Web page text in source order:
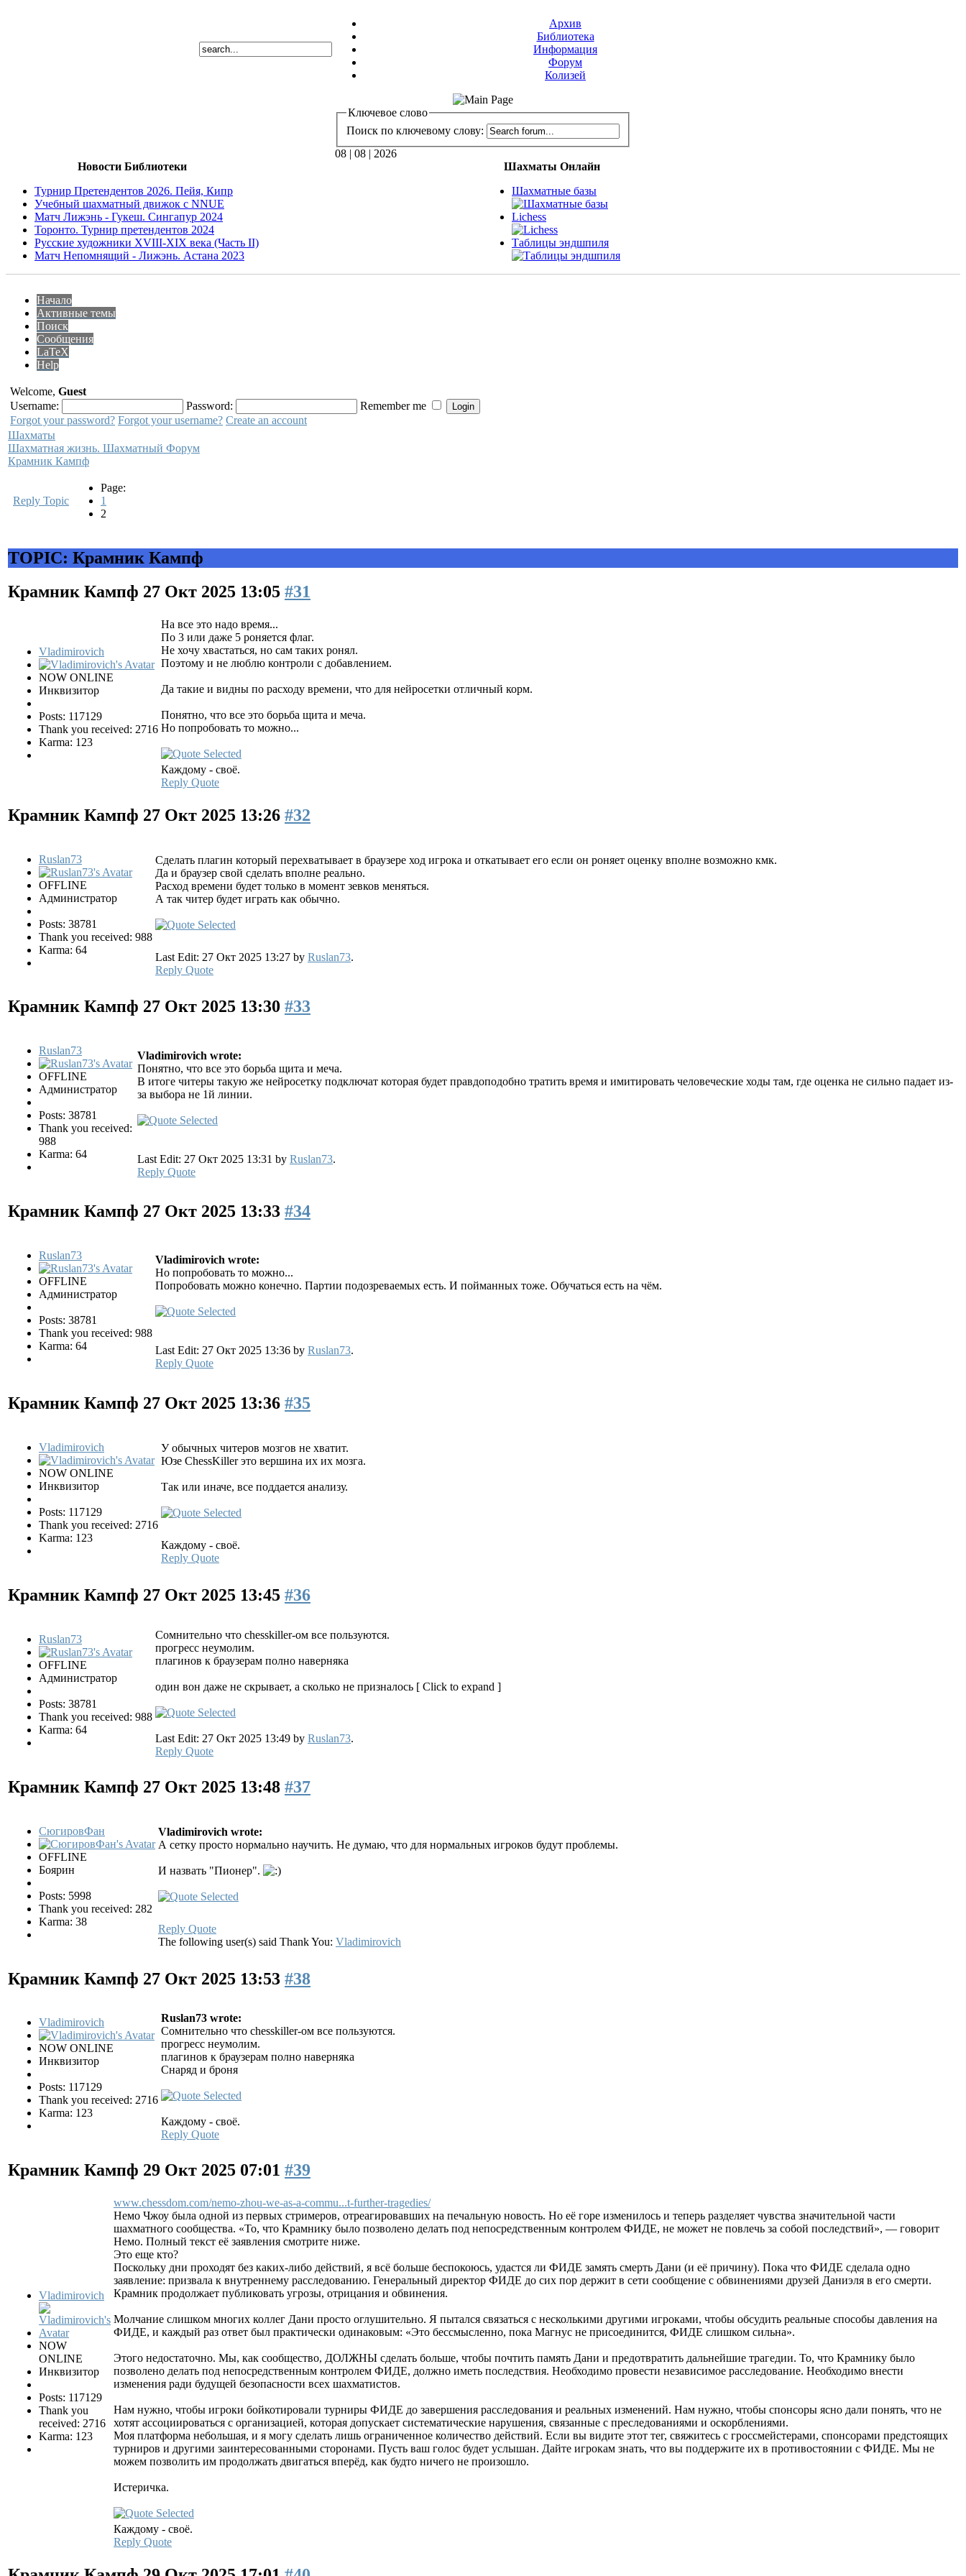
Архив
Библиотека
Информация
Форум
Колизей
Ключевое слово
Поиск по ключевому слову:
08 | 08 | 2026
Новости Библиотеки
Турнир Претендентов 2026. Пейя, Кипр
Учебный шахматный движок с NNUE
Матч Лижэнь - Гукеш. Сингапур 2024
Торонто. Турнир претендентов 2024
Русские художники XVIII-XIX века (Часть II)
Матч Непомнящий - Лижэнь. Астана 2023
Шахматы Онлайн
Шахматные базы
Lichess
Таблицы эндшпиля
Начало
Активные темы
Поиск
Сообщения
LaTeX
Help
Welcome, Guest
Username:
Password:
Remember me
Forgot your password? Forgot your username? Create an account
Шахматы
Шахматная жизнь. Шахматный Форум
Крамник Кампф
Reply Topic
Page:
1
2
TOPIC: Крамник Кампф
Крамник Кампф 27 Окт 2025 13:05 #31
Vladimirovich
NOW ONLINE
Инквизитор
Posts: 117129
Thank you received: 2716
Karma: 123
На все это надо время...
По 3 или даже 5 роняется флаг.
Не хочу хвастаться, но сам таких ронял.
Поэтому и не люблю контроли с добавлением.
Да такие и видны по расходу времени, что для нейросетки отличный корм.
Понятно, что все это борьба щита и меча.
Но попробовать то можно...
Каждому - своё.
Reply Quote
Крамник Кампф 27 Окт 2025 13:26 #32
Ruslan73
OFFLINE
Администратор
Posts: 38781
Thank you received: 988
Karma: 64
Сделать плагин который перехватывает в браузере ход игрока и откатывает его если он роняет оценку вполне возможно кмк.
Да и браузер свой сделать вполне реально.
Расход времени будет только в момент зевков меняться.
А так читер будет играть как обычно.
Last Edit: 27 Окт 2025 13:27 by Ruslan73.
Reply Quote
Крамник Кампф 27 Окт 2025 13:30 #33
Ruslan73
OFFLINE
Администратор
Posts: 38781
Thank you received:
988
Karma: 64
Vladimirovich wrote:
Понятно, что все это борьба щита и меча.
В итоге читеры такую же нейросетку подключат которая будет правдоподобно тратить время и имитировать человеческие ходы там, где оценка не сильно падает из-
за выбора не 1й линии.
Last Edit: 27 Окт 2025 13:31 by Ruslan73.
Reply Quote
Крамник Кампф 27 Окт 2025 13:33 #34
Ruslan73
OFFLINE
Администратор
Posts: 38781
Thank you received: 988
Karma: 64
Vladimirovich wrote:
Но попробовать то можно...
Попробовать можно конечно. Партии подозреваемых есть. И пойманных тоже. Обучаться есть на чём.
Last Edit: 27 Окт 2025 13:36 by Ruslan73.
Reply Quote
Крамник Кампф 27 Окт 2025 13:36 #35
Vladimirovich
NOW ONLINE
Инквизитор
Posts: 117129
Thank you received: 2716
Karma: 123
У обычных читеров мозгов не хватит.
Юзе ChessKiller это вершина их их мозга.
Так или иначе, все поддается анализу.
Каждому - своё.
Reply Quote
Крамник Кампф 27 Окт 2025 13:45 #36
Ruslan73
OFFLINE
Администратор
Posts: 38781
Thank you received: 988
Karma: 64
Сомнительно что chesskiller-ом все пользуются.
прогресс неумолим.
плагинов к браузерам полно наверняка
один вон даже не скрывает, а сколько не призналось [ Click to expand ]
Last Edit: 27 Окт 2025 13:49 by Ruslan73.
Reply Quote
Крамник Кампф 27 Окт 2025 13:48 #37
СюгировФан
OFFLINE
Боярин
Posts: 5998
Thank you received: 282
Karma: 38
Vladimirovich wrote:
А сетку просто нормально научить. Не думаю, что для нормальных игроков будут проблемы.
И назвать "Пионер".
Reply Quote
The following user(s) said Thank You: Vladimirovich
Крамник Кампф 27 Окт 2025 13:53 #38
Vladimirovich
NOW ONLINE
Инквизитор
Posts: 117129
Thank you received: 2716
Karma: 123
Ruslan73 wrote:
Сомнительно что chesskiller-ом все пользуются.
прогресс неумолим.
плагинов к браузерам полно наверняка
Снаряд и броня
Каждому - своё.
Reply Quote
Крамник Кампф 29 Окт 2025 07:01 #39
Vladimirovich
NOW
ONLINE
Инквизитор
Posts: 117129
Thank you
received: 2716
Karma: 123
www.chessdom.com/nemo-zhou-we-as-a-commu...t-further-tragedies/
Немо Чжоу была одной из первых стримеров, отреагировавших на печальную новость. Но её горе изменилось и теперь разделяет чувства значительной части
шахматного сообщества. «То, что Крамнику было позволено делать под непосредственным контролем ФИДЕ, не может не повлечь за собой последствий», — говорит
Немо. Полный текст её заявления смотрите ниже.
Это еще кто?
Поскольку дни проходят без каких-либо действий, я всё больше беспокоюсь, удастся ли ФИДЕ замять смерть Дани (и её причину). Пока что ФИДЕ сделала одно
заявление: призвала к внутреннему расследованию. Генеральный директор ФИДЕ до сих пор держит в сети сообщение с обвинениями друзей Даниэля в его смерти.
Крамник продолжает публиковать угрозы, отрицания и обвинения.
Молчание слишком многих коллег Дани просто оглушительно. Я пытался связаться с несколькими другими игроками, чтобы обсудить реальные способы давления на
ФИДЕ, и каждый раз ответ был практически одинаковым: «Это бессмысленно, пока Магнус не присоединится, ФИДЕ слишком сильна».
Этого недостаточно. Мы, как сообщество, ДОЛЖНЫ сделать больше, чтобы почтить память Дани и предотвратить дальнейшие трагедии. То, что Крамнику было
позволено делать под непосредственным контролем ФИДЕ, должно иметь последствия. Необходимо провести независимое расследование. Необходимо внести
изменения ради будущей безопасности всех шахматистов.
Нам нужно, чтобы игроки бойкотировали турниры ФИДЕ до завершения расследования и реальных изменений. Нам нужно, чтобы спонсоры ясно дали понять, что не
хотят ассоциироваться с организацией, которая допускает систематические нарушения, связанные с преследованиями и оскорблениями.
Моя платформа небольшая, и я могу сделать лишь ограниченное количество действий. Если вы видите этот тег, свяжитесь с гроссмейстерами, спонсорами предстоящих
турниров и другими заинтересованными сторонами. Пусть ваш голос будет услышан. Дайте игрокам знать, что вы поддержите их в противостоянии с ФИДЕ. Мы не
можем позволить им продолжать двигаться вперёд, как будто ничего не произошло.
Истеричка.
Каждому - своё.
Reply Quote